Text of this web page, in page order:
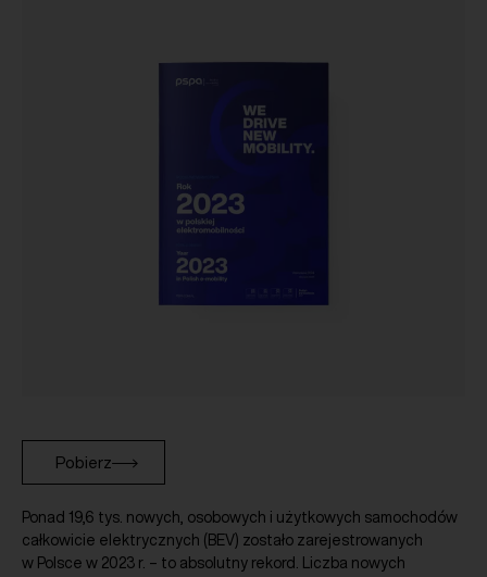
Pobierz
Ponad 19,6 tys. nowych, osobowych i użytkowych samochodów
całkowicie elektrycznych (BEV) zostało zarejestrowanych
w Polsce w 2023 r. – to absolutny rekord. Liczba nowych